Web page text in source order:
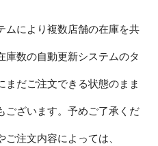
により複数店舗の在庫を共
庫数の自動更新システムのタ
まだご注文できる状態のまま
ございます。予めご了承くだ
注文内容によっては、